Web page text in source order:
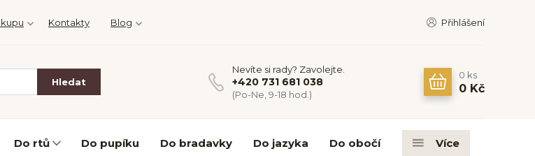
Kontakty Blog Přihlášení
Hledat
Nevíte si rady? Zavolejte.
+420 731 681 038
(Po-Ne, 9-18 hod.)
0 ks
0 Kč
Do rtů Do pupíku Do bradavky Do jazyka Do obočí Více